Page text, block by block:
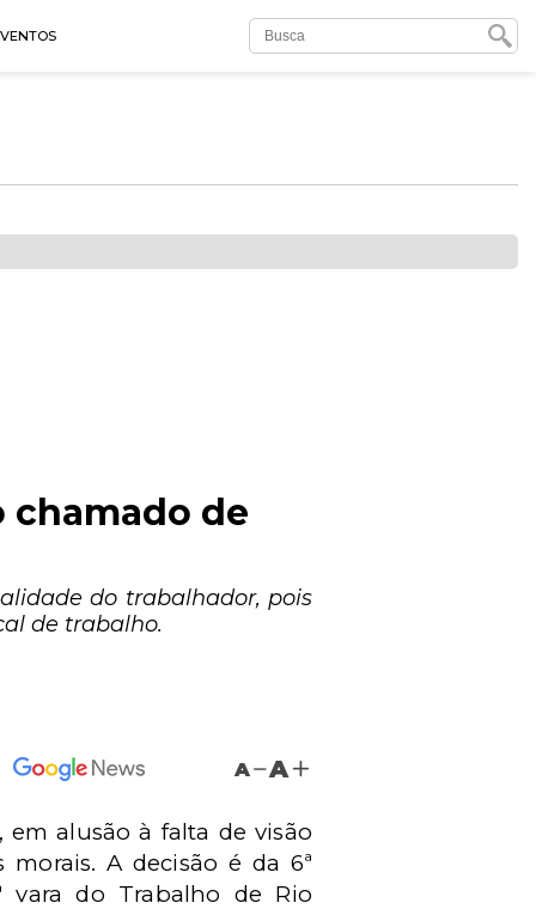
chamado de
do trabalhador, pois
de trabalho.
A A
alusão à falta de visão
A decisão é da 6ª
do Trabalho de Rio